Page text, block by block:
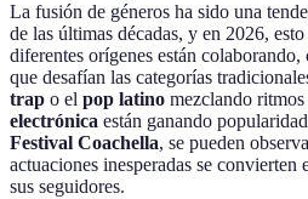
La fusión de géneros ha sido una
de las últimas décadas, y en 2026,
diferentes orígenes están
que desafían las categorías
trap o el pop latino mezclando ritmos
electrónica están ganando
Festival Coachella, se pueden
actuaciones inesperadas se convierten
sus seguidores.